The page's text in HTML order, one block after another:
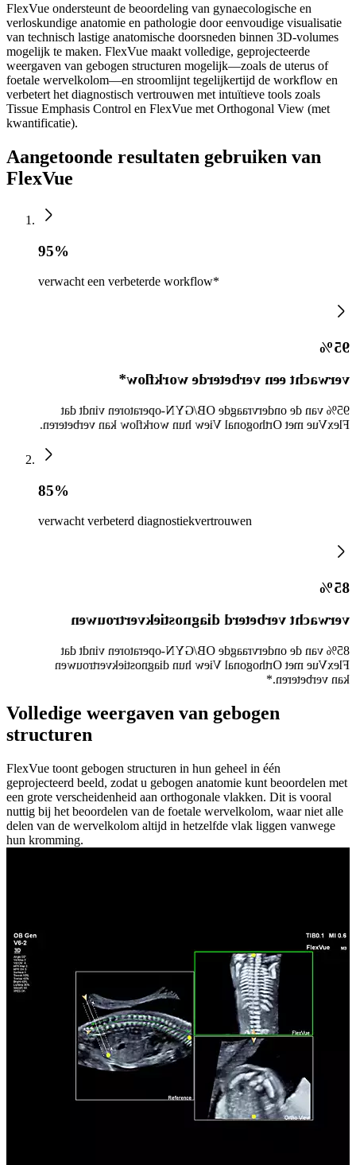
FlexVue ondersteunt de beoordeling van gynaecologische en
verloskundige anatomie en pathologie door eenvoudige visualisatie
van technisch lastige anatomische doorsneden binnen 3D-volumes
mogelijk te maken. FlexVue maakt volledige, geprojecteerde
weergaven van gebogen structuren mogelijk—zoals de uterus of
foetale wervelkolom—en stroomlijnt tegelijkertijd de workflow en
verbetert het diagnostisch vertrouwen met intuïtieve tools zoals
Tissue Emphasis Control en FlexVue met Orthogonal View (met
kwantificatie).
Aangetoonde resultaten gebruiken van
FlexVue
95%
verwacht een verbeterde workflow*
95%
verwacht een verbeterde workflow*
95% van de ondervraagde OB/GYN-operatoren vindt dat
FlexVue met Orthogonal View hun workflow kan verbeteren.
85%
verwacht verbeterd diagnostiekvertrouwen
85%
verwacht verbeterd diagnostiekvertrouwen
85% van de ondervraagde OB/GYN-operatoren vindt dat
FlexVue met Orthogonal View hun diagnostiekvertrouwen
kan verbeteren.*
Volledige weergaven van gebogen
structuren
FlexVue toont gebogen structuren in hun geheel in één
geprojecteerd beeld, zodat u gebogen anatomie kunt beoordelen met
een grote verscheidenheid aan orthogonale vlakken. Dit is vooral
nuttig bij het beoordelen van de foetale wervelkolom, waar niet alle
delen van de wervelkolom altijd in hetzelfde vlak liggen vanwege
hun kromming.